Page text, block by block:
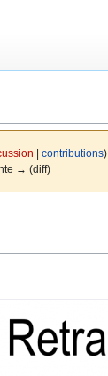
contributions)
→ (diff)